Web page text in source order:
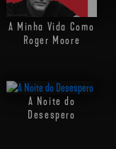
A Minha Vida Como
Roger Moore
A Noite do
Desespero